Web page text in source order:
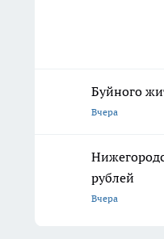
Буйного
Вчера
рублей
Вчера